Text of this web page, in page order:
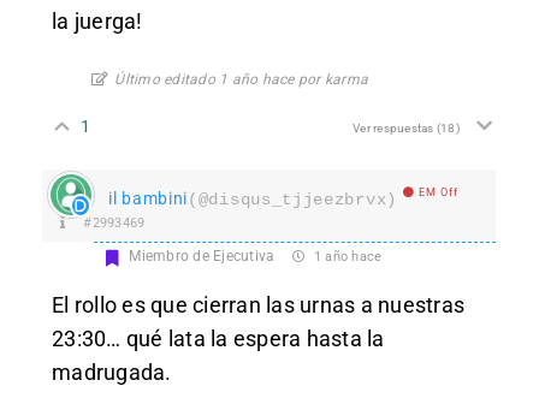
la juerga!
Último editado 1 año hace por karma
1 Ver respuestas (18)
il bambini(@disqus_tjjeezbrvx) EM Off
#2993469
Miembro de Ejecutiva 1 año hace
El rollo es que cierran las urnas a nuestras
23:30… qué lata la espera hasta la
madrugada.